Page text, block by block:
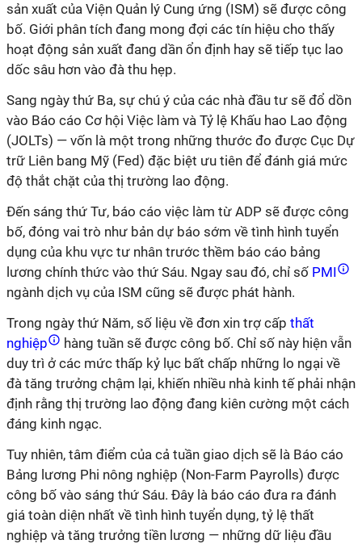
sản xuất của Viện Quản lý Cung ứng (ISM) sẽ được công
bố. Giới phân tích đang mong đợi các tín hiệu cho thấy
hoạt động sản xuất đang dần ổn định hay sẽ tiếp tục lao
dốc sâu hơn vào đà thu hẹp.
Sang ngày thứ Ba, sự chú ý của các nhà đầu tư sẽ đổ dồn
vào Báo cáo Cơ hội Việc làm và Tỷ lệ Khấu hao Lao động
(JOLTs) — vốn là một trong những thước đo được Cục Dự
trữ Liên bang Mỹ (Fed) đặc biệt ưu tiên để đánh giá mức
độ thắt chặt của thị trường lao động.
Đến sáng thứ Tư, báo cáo việc làm từ ADP sẽ được công
bố, đóng vai trò như bản dự báo sớm về tình hình tuyển
dụng của khu vực tư nhân trước thềm báo cáo bảng
lương chính thức vào thứ Sáu. Ngay sau đó, chỉ số PMI
ngành dịch vụ của ISM cũng sẽ được phát hành.
Trong ngày thứ Năm, số liệu về đơn xin trợ cấp thất
nghiệp
hàng tuần sẽ được công bố. Chỉ số này hiện vẫn
duy trì ở các mức thấp kỷ lục bất chấp những lo ngại về
đà tăng trưởng chậm lại, khiến nhiều nhà kinh tế phải nhận
định rằng thị trường lao động đang kiên cường một cách
đáng kinh ngạc.
Tuy nhiên, tâm điểm của cả tuần giao dịch sẽ là Báo cáo
Bảng lương Phi nông nghiệp (Non-Farm Payrolls) được
công bố vào sáng thứ Sáu. Đây là báo cáo đưa ra đánh
giá toàn diện nhất về tình hình tuyển dụng, tỷ lệ thất
nghiệp và tăng trưởng tiền lương — những dữ liệu đầu